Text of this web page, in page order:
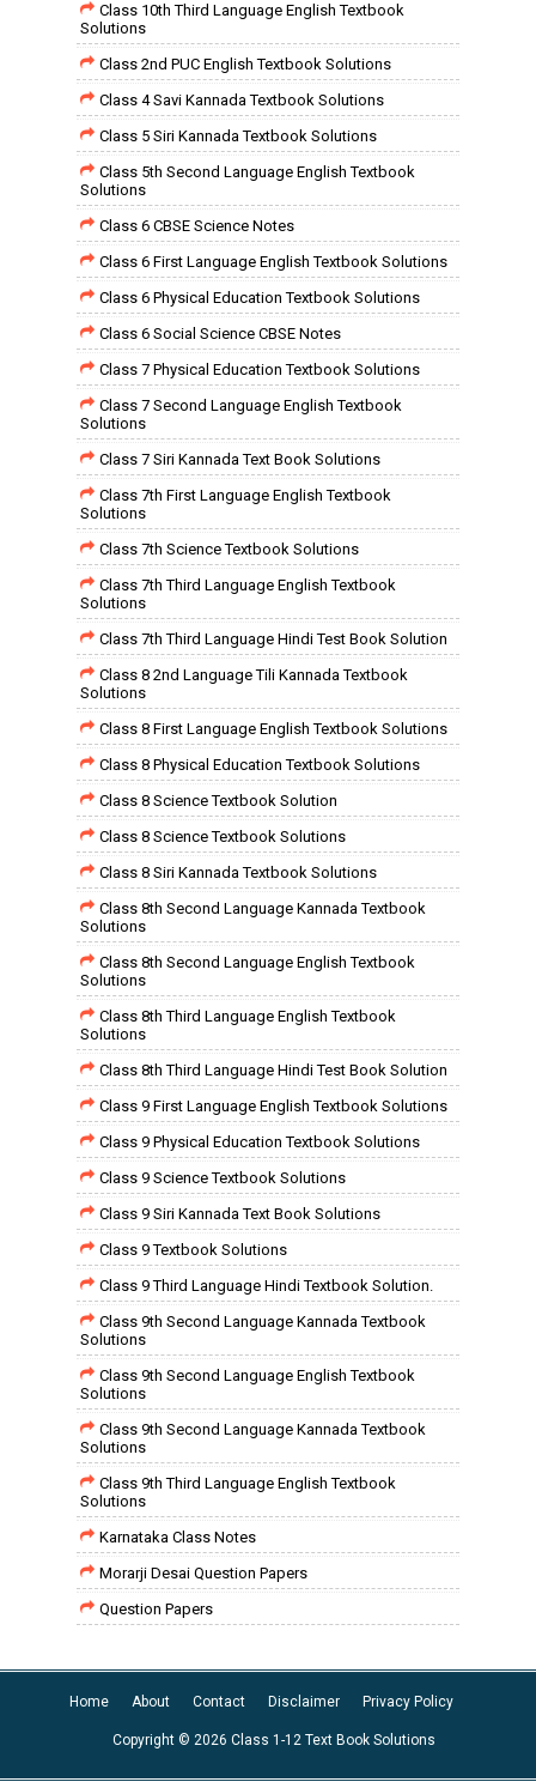
Class 10th Third Language English Textbook
Solutions
Class 2nd PUC English Textbook Solutions
Class 4 Savi Kannada Textbook Solutions
Class 5 Siri Kannada Textbook Solutions
Class 5th Second Language English Textbook
Solutions
Class 6 CBSE Science Notes
Class 6 First Language English Textbook Solutions
Class 6 Physical Education Textbook Solutions
Class 6 Social Science CBSE Notes
Class 7 Physical Education Textbook Solutions
Class 7 Second Language English Textbook
Solutions
Class 7 Siri Kannada Text Book Solutions
Class 7th First Language English Textbook
Solutions
Class 7th Science Textbook Solutions
Class 7th Third Language English Textbook
Solutions
Class 7th Third Language Hindi Test Book Solution
Class 8 2nd Language Tili Kannada Textbook
Solutions
Class 8 First Language English Textbook Solutions
Class 8 Physical Education Textbook Solutions
Class 8 Science Textbook Solution
Class 8 Science Textbook Solutions
Class 8 Siri Kannada Textbook Solutions
Class 8th Second Language Kannada Textbook
Solutions
Class 8th Second Language English Textbook
Solutions
Class 8th Third Language English Textbook
Solutions
Class 8th Third Language Hindi Test Book Solution
Class 9 First Language English Textbook Solutions
Class 9 Physical Education Textbook Solutions
Class 9 Science Textbook Solutions
Class 9 Siri Kannada Text Book Solutions
Class 9 Textbook Solutions
Class 9 Third Language Hindi Textbook Solution.
Class 9th Second Language Kannada Textbook
Solutions
Class 9th Second Language English Textbook
Solutions
Class 9th Second Language Kannada Textbook
Solutions
Class 9th Third Language English Textbook
Solutions
Karnataka Class Notes
Morarji Desai Question Papers
Question Papers
Home About Contact Disclaimer Privacy Policy
Copyright © 2026 Class 1-12 Text Book Solutions